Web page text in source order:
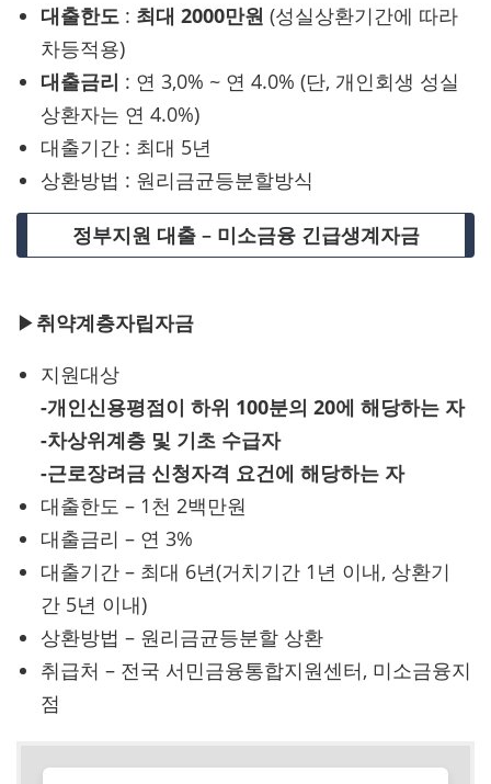
대출한도: 최대 2000만원 (성실상환기간에 따라
차등적용)
대출금리 : 연 3,0% ~ 연 4.0% (단, 개인회생 성실
상환자는 연 4.0%)
대출기간 : 최대 5년
상환방법 : 원리금균등분할방식
정부지원 대출 – 미소금융 긴급생계자금
▶취약계층자립자금
지원대상
-개인신용평점이 하위 100분의 20에 해당하는 자
-차상위계층 및 기초 수급자
-근로장려금 신청자격 요건에 해당하는 자
대출한도 – 1천 2백만원
대출금리 – 연 3%
대출기간 – 최대 6년(거치기간 1년 이내, 상환기
간 5년 이내)
상환방법 – 원리금균등분할 상환
취급처 – 전국 서민금융통합지원센터, 미소금융지
점